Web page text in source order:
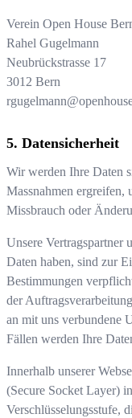
Verein Open House
Rahel Gugelmann
Neubrückstrasse 17
3012 Bern
Datensicherheit
Wir werden Ihre Daten
Massnahmen
Missbrauch oder
Unsere Vertragspartner
Daten haben, sind zur
Bestimmungen
der
an mit uns verbundene
Fällen werden Ihre
Innerhalb unserer
(Secure Socket Layer)
Verschlüsselungsstufe,